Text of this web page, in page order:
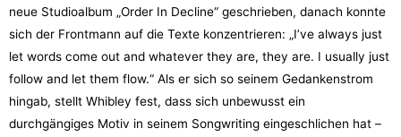
neue Studioalbum „Order In Decline“ geschrieben, danach konnte
sich der Frontmann auf die Texte konzentrieren: „I’ve always just
let words come out and whatever they are, they are. I usually just
follow and let them flow.“ Als er sich so seinem Gedankenstrom
hingab, stellt Whibley fest, dass sich unbewusst ein
durchgängiges Motiv in seinem Songwriting eingeschlichen hat –